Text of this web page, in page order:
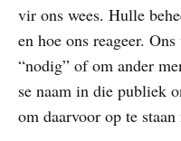
vir ons wees. Hulle
en hoe ons reageer.
“nodig” of om ander
se naam in die publiek
om daarvoor op te staan